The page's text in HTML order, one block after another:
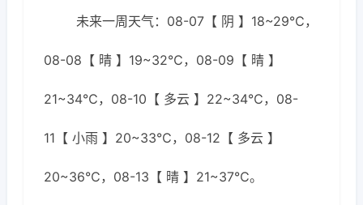
未来一周天气：08-07【 阴 】18~29℃，
08-08【 晴 】19~32℃，08-09【 晴 】
21~34℃，08-10【 多云 】22~34℃，08-
11【 小雨 】20~33℃，08-12【 多云 】
20~36℃，08-13【 晴 】21~37℃。